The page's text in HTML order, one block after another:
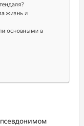
жизнь и
основными в